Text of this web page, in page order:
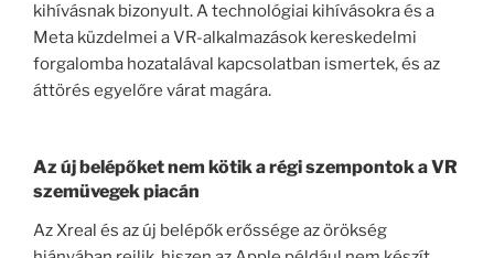
kihívásnak bizonyult. A technológiai kihívásokra és a
Meta küzdelmei a VR-alkalmazások kereskedelmi
forgalomba hozatalával kapcsolatban ismertek, és az
áttörés egyelőre várat magára.
Az új belépőket nem kötik a régi szempontok a VR
szemüvegek piacán
Az Xreal és az új belépők erőssége az örökség